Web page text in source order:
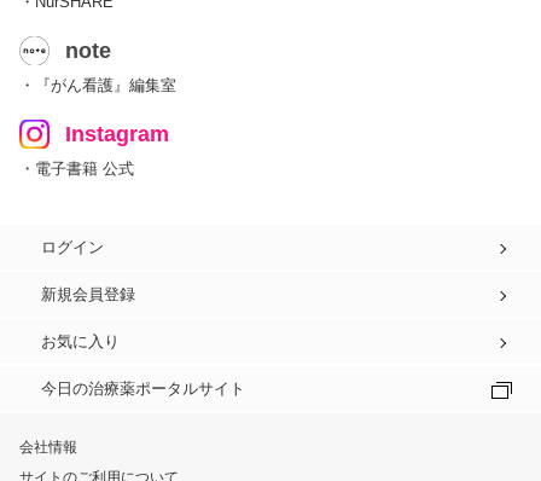
note
・『がん看護』編集室
Instagram
・電子書籍 公式
ログイン
新規会員登録
お気に入り
今日の治療薬ポータルサイト
会社情報
サイトのご利用について